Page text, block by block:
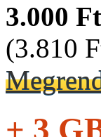
3.000 Ft
(3.810
+ 3